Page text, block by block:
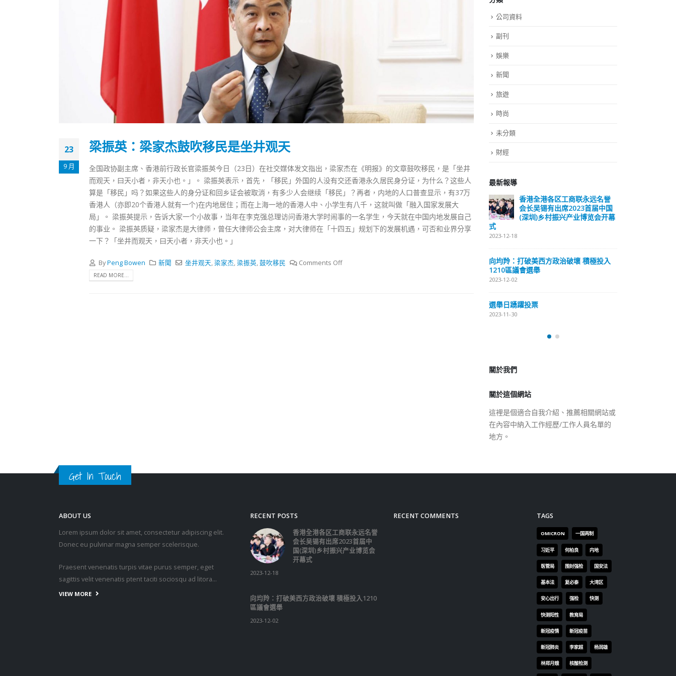
23
9 月
梁振英：梁家杰鼓吹移民是坐井观天
全国政协副主席、香港前行政长官梁振英今日（23日）在社交媒体发文指出，梁家杰在《明报》的文章鼓吹移民，是「坐井
而观天，曰天小者，非天小也。」。 梁振英表示，首先，「移民」外国的人没有交还香港永久居民身分证，为什么？这些人
算是「移民」吗？如果这些人的身分证和回乡证会被取消，有多少人会继续「移民」？再者，内地的人口普查显示，有37万
香港人（亦即20个香港人就有一个)在内地居住；而在上海一地的香港人中、小学生有八千，这就叫做「融入国家发展大
局」。 梁振英提示，告诉大家一个小故事，当年在李克强总理访问香港大学时闹事的一名学生，今天就在中国内地发展自己
的事业。 梁振英质疑，梁家杰是大律师，曾任大律师公会主席，对大律师在「十四五」规划下的发展机遇，可否和业界分享
一下？「坐井而观天，曰天小者，非天小也。」
ByPeng Bowen 新聞 坐井观天,梁家杰,梁振英,鼓吹移民 Comments Off
READ MORE...
公司資料
副刊
娛樂
新聞
旅遊
時尚
未分類
財經
最新報導
香港全港各区工商联永远名誉
会长吴锡有出席2023首届中国
(深圳)乡村振兴产业博览会开幕
式
向均羚：打破美西方政治破壞 積極投入
選舉日踴躍投票 文: 朱家健
2023-11-30
抹黑候選人涉選舉舞弊 文: 朱家健
香港全港各区工商联永远名誉
会长吴锡有出席2023首届中国
(深圳)乡村振兴产业博览会开幕
式
2023-12-18
向均羚：打破美西方政治破壞 積極投入
1210區議會選舉
2023-12-02
選舉日踴躍投票
2023-11-30
關於我們
關於這個網站
這裡是個適合自我介紹、推薦相關網站或
在內容中納入工作經歷/工作人員名單的
地方。
Get In Touch
ABOUT US
Lorem ipsum dolor sit amet, consectetur adipiscing elit.
Donec eu pulvinar magna semper scelerisque.
Praesent venenatis turpis vitae purus semper, eget
sagittis velit venenatis ptent taciti sociosqu ad litora…
VIEW MORE
RECENT POSTS
香港全港各区工商联永远名誉
会长吴锡有出席2023首届中
国(深圳)乡村振兴产业博览会
开幕式
2023-12-18
向均羚：打破美西方政治破壞 積極投入1210
區議會選舉
2023-12-02
RECENT COMMENTS TAGS
OMICRON 一国两制
习近平 何柏良 内地
医管局 围封强检 国安法
基本法 复必泰 大湾区
安心出行 强检 快测
快测阳性 教育局
新冠疫情 新冠疫苗
新冠肺炎 李家超 杨润雄
林郑月娥 核酸检测